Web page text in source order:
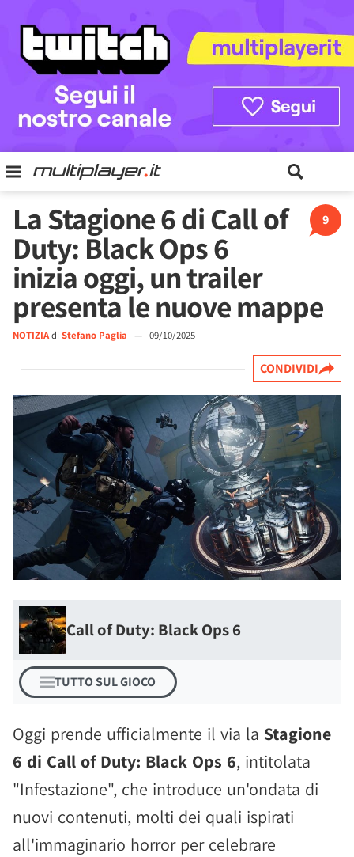
9
La Stagione 6 di Call of
Duty: Black Ops 6
inizia oggi, un trailer
presenta le nuove mappe
NOTIZIAdi Stefano Paglia — 09/10/2025
CONDIVIDI
Call of Duty: Black Ops 6
TUTTO SUL GIOCO
Oggi prende ufficialmente il via la Stagione
6 di Call of Duty: Black Ops 6, intitolata
"Infestazione", che introduce un'ondata di
nuovi contenuti, molti dei quali ispirati
all'immaginario horror per celebrare